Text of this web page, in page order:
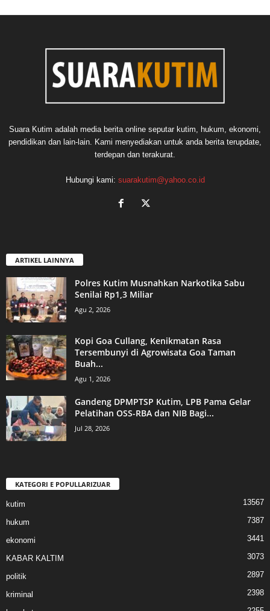
Suara Kutim adalah media berita online seputar kutim, hukum, ekonomi,
pendidikan dan lain-lain. Kami menyediakan untuk anda berita terupdate,
terdepan dan terakurat.
Hubungi kami: suarakutim@yahoo.co.id
ARTIKEL LAINNYA
Polres Kutim Musnahkan Narkotika Sabu
Senilai Rp1,3 Miliar
Agu 2, 2026
Kopi Goa Cullang, Kenikmatan Rasa
Tersembunyi di Agrowisata Goa Taman
Buah...
Agu 1, 2026
Gandeng DPMPTSP Kutim, LPB Pama Gelar
Pelatihan OSS-RBA dan NIB Bagi...
Jul 28, 2026
KATEGORI E POPULLARIZUAR
kutim 13567
hukum 7387
ekonomi 3441
KABAR KALTIM 3073
politik 2897
kriminal 2398